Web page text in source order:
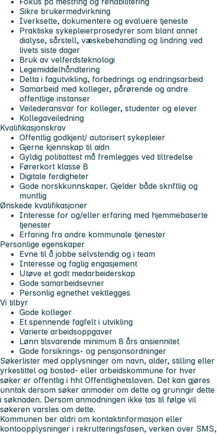
Sikre brukermedvirkning
Iverksette, dokumentere og evaluere tjeneste
Praktiske sykepleierprosedyrer som blant annet
dialyse, sårstell, væskebehandling og lindring ved
livets siste dager
Bruk av velferdsteknologi
Legemiddelhåndtering
Delta i fagutvikling, forbedrings og endringsarbeid
Samarbeid med kolleger, pårørende og andre
offentlige instanser
Veilederansvar for kolleger, studenter og elever
Kollegaveiledning
Kvalifikasjonskrav
Offentlig godkjent/ autorisert sykepleier
Gjerne kjennskap til aidn
Gyldig politiattest må fremlegges ved tiltredelse
Førerkort klasse B
Digitale ferdigheter
Gode norskkunnskaper. Gjelder både skriftlig og
muntlig
Ønskede kvalifikasjoner
Interesse for og/eller erfaring med hjemmebaserte
tjenester
Erfaring fra andre kommunale tjenester
Personlige egenskaper
Evne til å jobbe selvstendig og i team
Interesse og faglig engasjement
Utøve et godt medarbeiderskap
Gode samarbeidsevner
Personlig egnethet vektlegges
Vi tilbyr
Gode kolleger
Et spennende fagfelt i utvikling
Varierte arbeidsoppgaver
Lønn tilsvarende minimum 8 års ansiennitet
Gode forsikrings- og pensjonsordninger
Søkerlister med opplysninger om navn, alder, stilling eller
yrkestittel og bosted- eller arbeidskommune for hver
søker er offentlig i hht Offentlighetsloven. Det kan gjøres
unntak dersom søker anmoder om dette og grunngir dette
i søknaden. Dersom anmodningen ikke tas til følge vil
søkeren varsles om dette.
Kommunen ber aldri om kontaktinformasjon eller
kontoopplysninger i rekrutteringsfasen, verken over SMS,